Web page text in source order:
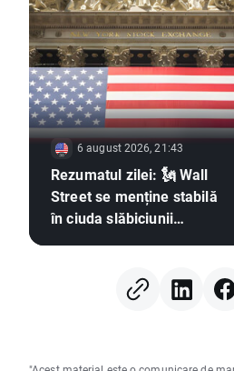
6 august 2026, 21:43
Rezumatul zilei: 🗽 Wall
Street se menține stabilă
în ciuda slăbiciunii
prețului petrolului